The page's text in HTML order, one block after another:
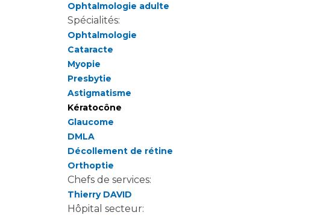
Ophtalmologie adulte
Spécialités:
Ophtalmologie
Cataracte
Myopie
Presbytie
Astigmatisme
Kératocône
Glaucome
DMLA
Décollement de rétine
Orthoptie
Chefs de services:
Thierry DAVID
Hôpital secteur: